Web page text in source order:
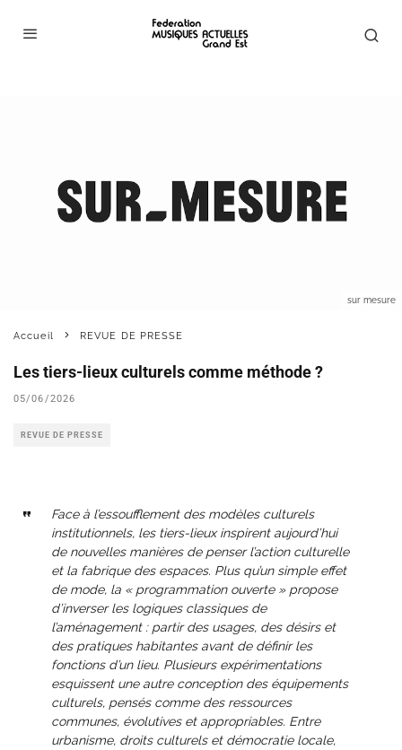
sur mesure
Accueil REVUE DE PRESSE
Les tiers-lieux culturels comme méthode ?
05/06/2026
REVUE DE PRESSE
Face à l’essoufflement des modèles culturels
institutionnels, les tiers-lieux inspirent aujourd’hui
de nouvelles manières de penser l’action culturelle
et la fabrique des espaces. Plus qu’un simple effet
de mode, la « programmation ouverte » propose
d’inverser les logiques classiques de
l’aménagement : partir des usages, des désirs et
des pratiques habitantes avant de définir les
fonctions d’un lieu. Plusieurs expérimentations
esquissent une autre conception des équipements
culturels, pensés comme des ressources
communes, évolutives et appropriables. Entre
urbanisme, droits culturels et démocratie locale,